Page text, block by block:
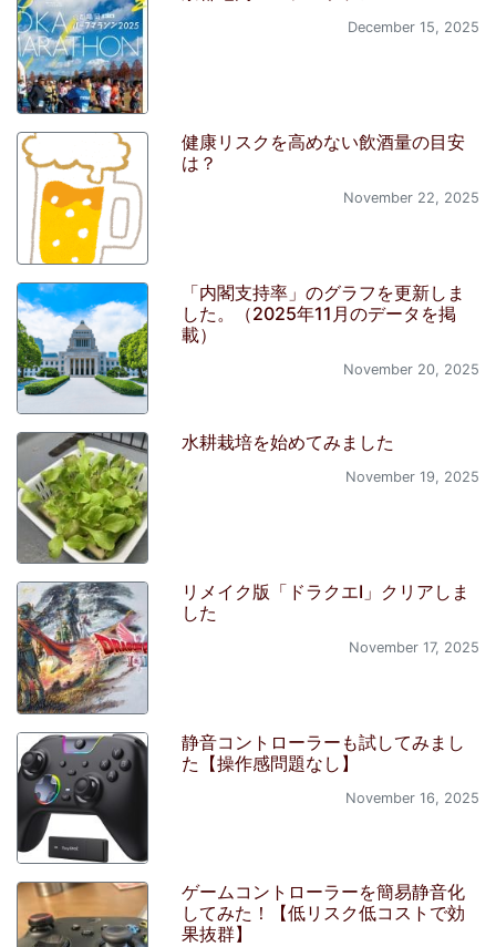
December 15, 2025
健康リスクを高めない飲酒量の目安
は？
November 22, 2025
「内閣支持率」のグラフを更新しま
した。（2025年11月のデータを掲
載）
November 20, 2025
水耕栽培を始めてみました
November 19, 2025
リメイク版「ドラクエI」クリアしま
した
November 17, 2025
静音コントローラーも試してみまし
た【操作感問題なし】
November 16, 2025
ゲームコントローラーを簡易静音化
してみた！【低リスク低コストで効
果抜群】